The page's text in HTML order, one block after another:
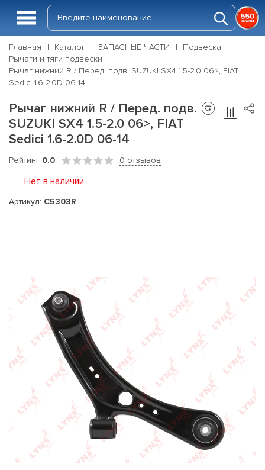
Главная Каталог ЗАПАСНЫЕ ЧАСТИ
Подвеска
Рычаги и тяги подвески
Рычаг нижний R / Перед. подв. SUZUKI SX4 1.5-2.0 06>, FIAT
Sedici 1.6-2.0D 06-14
Рычаг нижний R / Перед. подв.
SUZUKI SX4 1.5-2.0 06>, FIAT
Sedici 1.6-2.0D 06-14
Рейтинг 0.0 0 отзывов
Нет в наличии
Артикул: C5303R